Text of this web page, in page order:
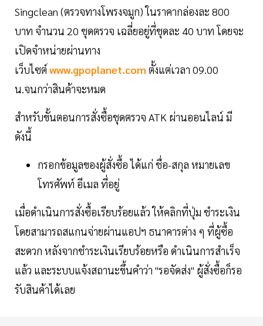
Singclean (ตรวจทางโพรงจมูก) ในราคากล่องละ 800
บาท จำนวน 20 ชุดตรวจ เฉลี่ยอยู่ที่ชุดละ 40 บาท โดยจะ
เปิดจำหน่ายผ่านทาง
เว็บไซต์ www.gpoplanet.com ตั้งแต่เวลา 09.00
น.จนกว่าสินค้าจะหมด
สำหรับขั้นตอนการสั่งซื้อชุดตรวจ ATK ผ่านออนไลน์ มี
ดังนี้
กรอกข้อมูลของผู้สั่งซื้อ ได้แก่ ชื่อ-สกุล หมายเลข
โทรศัพท์ อีเมล ที่อยู่
เมื่อดำเนินการสั่งซื้อเรียบร้อยแล้ว ให้คลิกที่ปุ่ม ชำระเงิน
โดยสามารถสแกนจ่ายผ่านแอปฯ ธนาคารต่าง ๆ ที่ผู้ซื้อ
สะดวก หลังจากชำระเงินเรียบร้อยหรือ ดำเนินการสำเร็จ
แล้ว และระบบแจ้งสถานะขึ้นคำว่า "รอจัดส่ง" ผู้สั่งซื้อก็รอ
รับสินค้าได้เลย